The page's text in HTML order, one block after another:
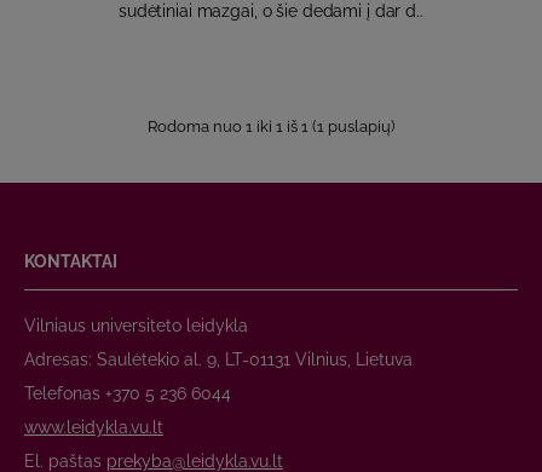
sudėtiniai mazgai, o šie dedami į dar d..
Rodoma nuo 1 iki 1 iš 1 (1 puslapių)
KONTAKTAI
Vilniaus universiteto leidykla
Adresas: Saulėtekio al. 9, LT-01131 Vilnius, Lietuva
Telefonas +370 5 236 6044
www.leidykla.vu.lt
El. paštas prekyba@leidykla.vu.lt